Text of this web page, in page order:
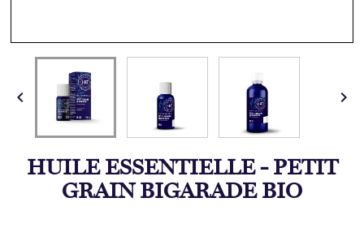
 
HUILE ESSENTIELLE - PETIT
GRAIN BIGARADE BIO